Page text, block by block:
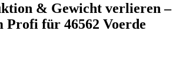
& Gewicht verlieren –
Profi für 46562 Voerde